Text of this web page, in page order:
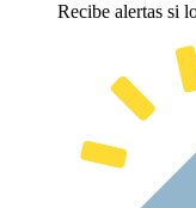
Recibe alertas si